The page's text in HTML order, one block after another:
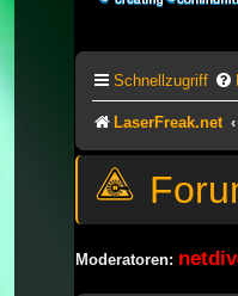
Schnellzugriff
LaserFreak.net
Moderatoren: